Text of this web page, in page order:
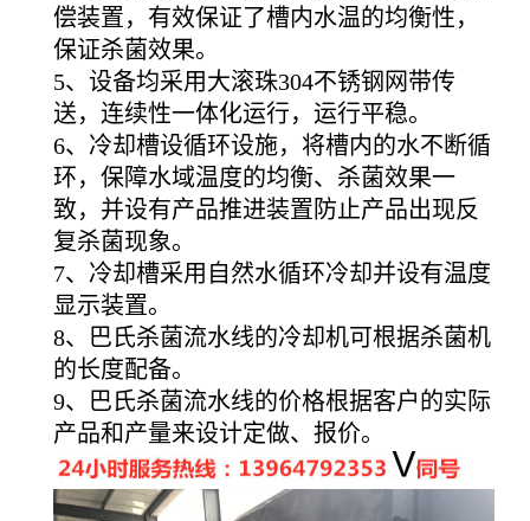
偿装置，有效保证了槽内水温的均衡性，
保证杀菌效果。
5、设备均采用大滚珠304不锈钢网带传
送，连续性一体化运行，运行平稳。
6、冷却槽设循环设施，将槽内的水不断循
环，保障水域温度的均衡、杀菌效果一
致，并设有产品推进装置防止产品出现反
复杀菌现象。
7、冷却槽采用自然水循环冷却并设有温度
显示装置。
8、巴氏杀菌流水线的冷却机可根据杀菌机
的长度配备。
9、巴氏杀菌流水线的价格根据客户的实际
产品和产量来设计定做、报价。